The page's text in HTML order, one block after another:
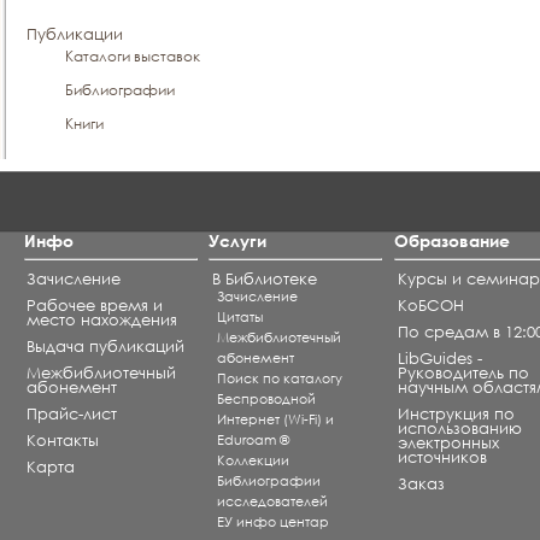
Публикации
Каталоги выставок
Библиографии
Книги
Инфо
Зачисление
Рабочее время и
место нахождения
Выдача публикаций
Межбиблиотечный
абонемент
Прайс-лист
Контакты
Карта
Услуги
В Библиотеке
Зачисление
Цитаты
Межбиблиотечный
абонемент
Поиск по каталогу
Беспроводной
Интернет (Wi-Fi) и
Eduroam ®
Коллекции
Библиографии
исследователей
ЕУ инфо центар
Образование
Курсы и
КоБСОН
По средам в
LibGuides -
Руководитель по
научным
Инструкция по
использованию
электронных
источников
Заказ